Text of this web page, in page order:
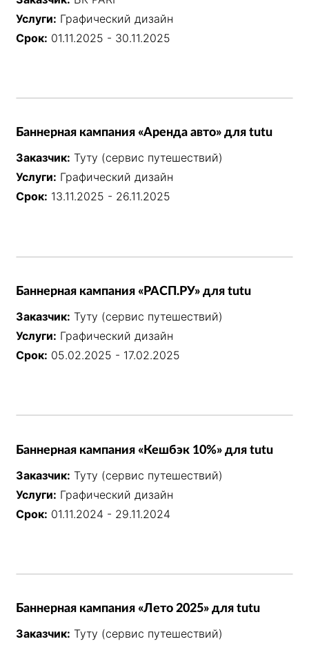
Услуги: Графический дизайн
Срок: 01.11.2025 - 30.11.2025
Баннерная кампания «Аренда авто» для tutu
Заказчик: Туту (сервис путешествий)
Услуги: Графический дизайн
Срок: 13.11.2025 - 26.11.2025
Баннерная кампания «РАСП.РУ» для tutu
Заказчик: Туту (сервис путешествий)
Услуги: Графический дизайн
Срок: 05.02.2025 - 17.02.2025
Баннерная кампания «Кешбэк 10%» для tutu
Заказчик: Туту (сервис путешествий)
Услуги: Графический дизайн
Срок: 01.11.2024 - 29.11.2024
Баннерная кампания «Лето 2025» для tutu
Заказчик: Туту (сервис путешествий)